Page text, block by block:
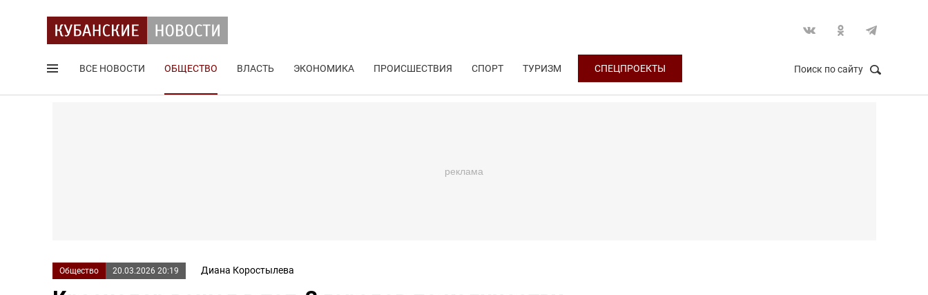
ВСЕ НОВОСТИ ОБЩЕСТВО ВЛАСТЬ ЭКОНОМИКА ПРОИСШЕСТВИЯ СПОРТ ТУРИЗМ СПЕЦПРОЕКТЫ Поиск по сайту
Общество 20.03.2026 20:19 Диана Коростылева